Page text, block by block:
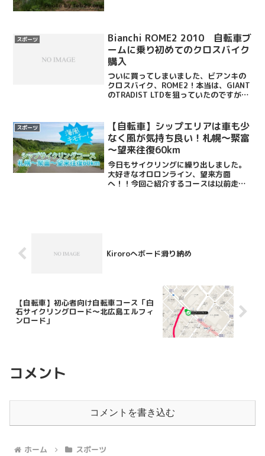
スポーツ
Bianchi ROME2 2010 自転車ブ
ームに乗り初めてのクロスバイク
購入
ついに買ってしまいました、ビアンキの
クロスバイク、ROME2！本当は、GIANT
のTRADIST LTDを狙っていたのですが、
ょ。買いたいときが買い時です。そんな
わけで...
スポーツ
【自転車】シップエリアは車も少
なく風が気持ち良い！札幌～聚富
～望来往復60km
今日もサイクリングに繰り出しました。
大好きなオロロンライン、望来方面
へ！！今回ご紹介するコースは以前走っ
Kiroroへボード滑り納め
【自転車】初心者向け自転車コース「白
石サイクリングロード～北広島エルフィ
ンロード」
コメント
コメントを書き込む
ホーム スポーツ